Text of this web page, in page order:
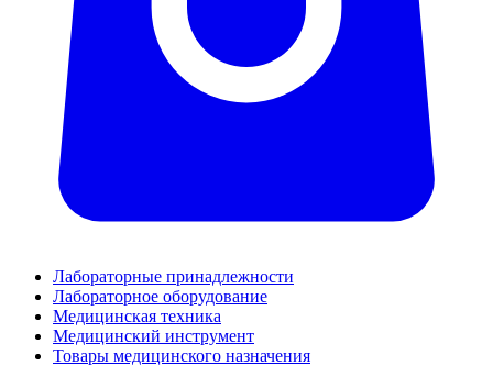
Лабораторные принадлежности
Лабораторное оборудование
Медицинская техника
Медицинский инструмент
Товары медицинского назначения